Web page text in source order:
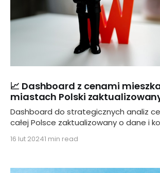
📈 Dashboard z cenami
miastach Polski
Dashboard do strategicznych analiz
całej Polsce zaktualizowany o dane i
16 lut 20241 min read